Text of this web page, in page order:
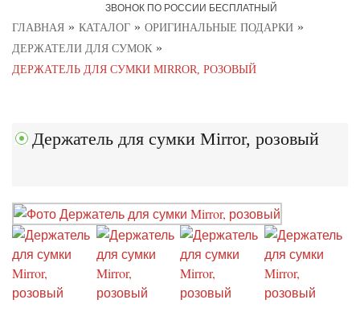
ЗВОНОК ПО РОССИИ БЕСПЛАТНЫЙ
ГЛАВНАЯ » КАТАЛОГ » ОРИГИНАЛЬНЫЕ ПОДАРКИ »
ДЕРЖАТЕЛИ ДЛЯ СУМОК »
ДЕРЖАТЕЛЬ ДЛЯ СУМКИ MIRROR, РОЗОВЫЙ
Держатель для сумки Mirror, розовый